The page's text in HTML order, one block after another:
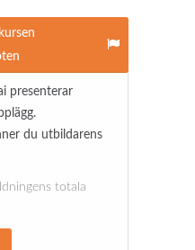
presenterar
du utbildarens
totala